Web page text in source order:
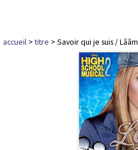
accueil >titre > Savoir qui je suis / Lââm